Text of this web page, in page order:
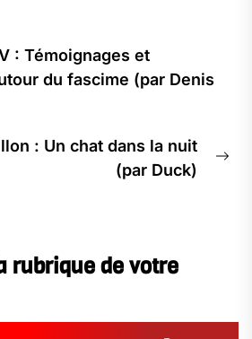
: Témoignages et
du fascime (par Denis
: Un chat dans la nuit
(par Duck)
rubrique de votre